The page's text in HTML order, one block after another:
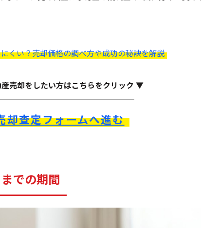
くい？売却価格の調べ方や成功の秘訣を解説
売却をしたい方はこちらをクリック ▼
却査定フォームへ進む
での期間